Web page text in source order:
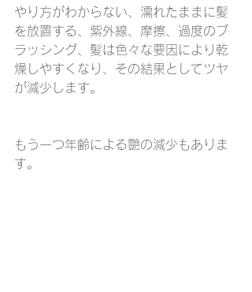
やり方がわからない、濡れたままに髪
を放置する、紫外線、摩擦、過度のブ
ラッシング、髪は色々な要因により乾
燥しやすくなり、その結果としてツヤ
が減少します。
もう一つ年齢による艶の減少もありま
す。